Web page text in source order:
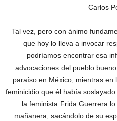
Carlos
Tal vez, pero con ánimo
que hoy lo lleva a invocar
podríamos encontrar esa
advocaciones del pueblo
paraíso en México, mientras
feminicidio que él había
la feminista Frida Guerrera
mañanera, sacándolo de su